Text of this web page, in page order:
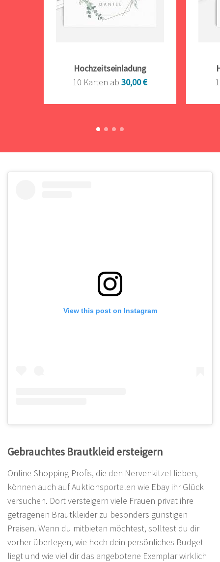
Hochzeitseinladung
10 Karten ab 30,00 €
View this post on Instagram
Gebrauchtes Brautkleid ersteigern
Online-Shopping-Profis, die den Nervenkitzel lieben,
können auch auf Auktionsportalen wie Ebay ihr Glück
versuchen. Dort versteigern viele Frauen privat ihre
getragenen Brautkleider zu besonders günstigen
Preisen. Wenn du mitbieten möchtest, solltest du dir
vorher überlegen, wie hoch dein persönliches Budget
liegt und wie viel dir das angebotene Exemplar wirklich